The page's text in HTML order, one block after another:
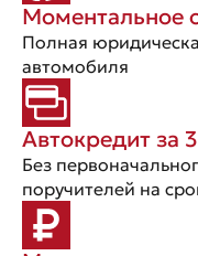
Моментальное
Полная
автомобиля
Автокредит за
Без
поручителей на